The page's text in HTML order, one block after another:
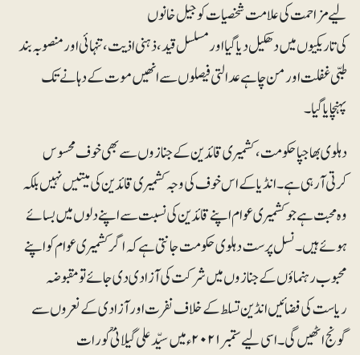
لیے مزاحمت کی علامت شخصیات کو جیل خانوں
کی تاریکیوں میں دھکیل دیا گیا اور مسلسل قید، ذہنی اذیت، تنہائی اور منصوبہ بند
طبی غفلت اور من چاہے عدالتی فیصلوں سے انھیں موت کے دہانے تک
پہنچایا گیا۔
دہلوی بھاجپا حکومت، کشمیری قائدین کے جنازوں سے بھی خوف محسوس
کرتی آرہی ہے۔ انڈیا کے اس خوف کی وجہ کشمیری قائدین کی میتیں نہیں بلکہ
وہ محبت ہے جو کشمیری عوام اپنے قائدین کی نسبت سے اپنے دلوں میں بسائے
ہوئے ہیں۔ نسل پرست دہلوی حکومت جانتی ہے کہ اگر کشمیری عوام کو اپنے
محبوب رہنماؤں کے جنازوں میں شرکت کی آزادی دی جائے تو مقبوضہ
ریاست کی فضائیں انڈین تسلط کے خلاف نفرت اور آزادی کے نعروں سے
گونج اٹھیں گی۔ اسی لیے ستمبر۲۰۲۱ء میں سیّد علی گیلانیؒ کو رات